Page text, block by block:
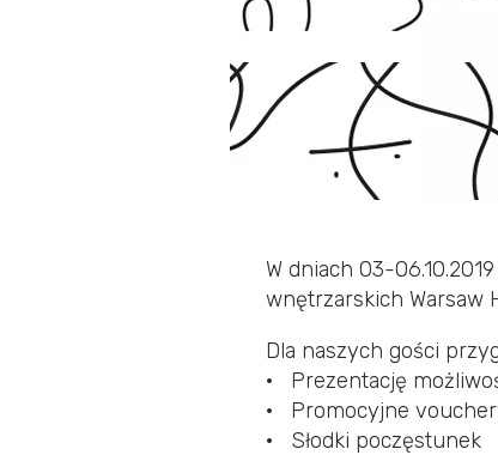
W dniach 03-
wnętrzarskich Warsaw
Dla naszych gości
· Prezentację
· Promocyjne
· Słodki poczęstunek